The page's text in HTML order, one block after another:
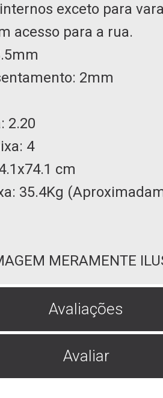
exceto para
acesso para a rua.
2mm
2.20
4
cm
35.4Kg
MERAMENTE
Avaliações
Avaliar